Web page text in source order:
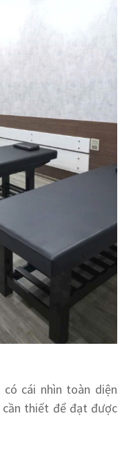
cái nhìn toàn diện
cần thiết để đạt được